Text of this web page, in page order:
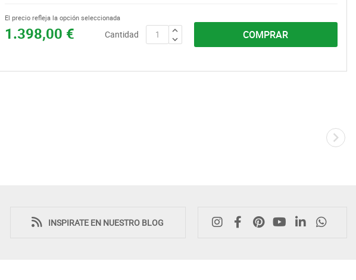
1.398,00 €
El precio refleja la opción seleccionada
Cantidad COMPRAR
INSPIRATE EN NUESTRO BLOG